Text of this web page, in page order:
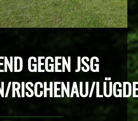
GEGEN JSG
RISCHENAU/